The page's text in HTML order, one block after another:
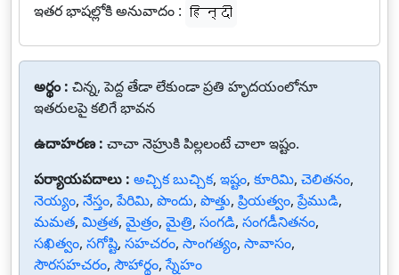
ఇతర భాషల్లోకి అనువాదం : हिन्दी
అర్థం : చిన్న, పెద్ద తేడా లేకుండా ప్రతి హృదయంలోనూ
ఇతరులపై కలిగే భావన
ఉదాహరణ : చాచా నెహ్రుకి పిల్లలంటే చాలా ఇష్టం.
పర్యాయపదాలు : అచ్చిక బుచ్చిక, ఇష్టం, కూరిమి, చెలితనం,
నెయ్యం, నేస్తం,పేరిమి, పొందు, పొత్తు, ప్రియత్వం,ప్రేముడి,
మమత, మిత్రత, మైత్రం, మైత్రి, సంగడి, సంగడీనితనం,
సఖిత్వం, సగోష్టి, సహచరం, సాంగత్యం, సావాసం,
సౌరసహచరం, సౌహార్థం,స్నేహం